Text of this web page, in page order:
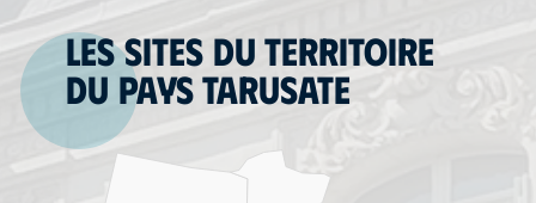
Les sites du territoire
du Pays tarusate